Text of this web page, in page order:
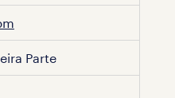
Parte